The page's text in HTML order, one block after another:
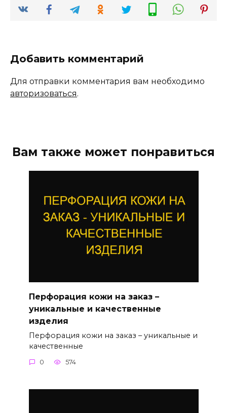
Добавить комментарий
Для отправки комментария вам необходимо
авторизоваться.
Вам также может понравиться
Перфорация кожи на заказ –
уникальные и качественные
изделия
Перфорация кожи на заказ – уникальные и
качественные
0 574